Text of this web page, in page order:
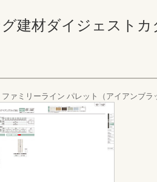
建材ダイジェストカ
ファミリーライン パレット（アイアンブラ